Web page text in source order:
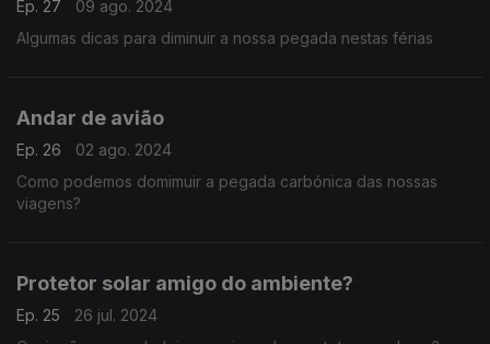
Ep. 27
09 ago. 2024
Algumas dicas para diminuir a nossa pegada nestas férias
Andar de avião
Ep. 26
02 ago. 2024
Como podemos domimuir a pegada carbónica das nossas
viagens?
Protetor solar amigo do ambiente?
Ep. 25
26 jul. 2024